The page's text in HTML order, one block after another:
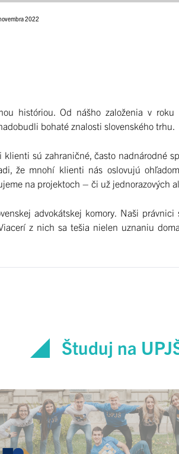
2022
históriou. Od nášho založenia v
bohaté znalosti slovenského trhu.
sú zahraničné, často nadnárodné
že mnohí klienti nás oslovujú
na projektoch – či už jednorazových
advokátskej komory. Naši
z nich sa tešia nielen uznaniu
Študuj na